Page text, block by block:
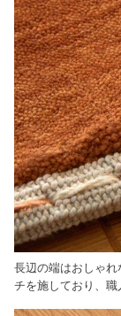
長辺の端はおしゃ
チを施しており、職